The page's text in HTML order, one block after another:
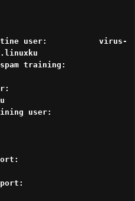
Password
user: virus-
spam training:
user:
training user:
host:
port:
port: